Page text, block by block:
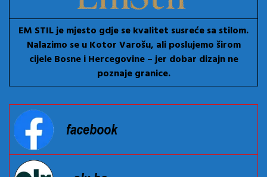
EM STIL je mjesto gdje se kvalitet susreće sa stilom.
Nalazimo se u Kotor Varošu, ali poslujemo širom
cijele Bosne i Hercegovine – jer dobar dizajn ne
poznaje granice.